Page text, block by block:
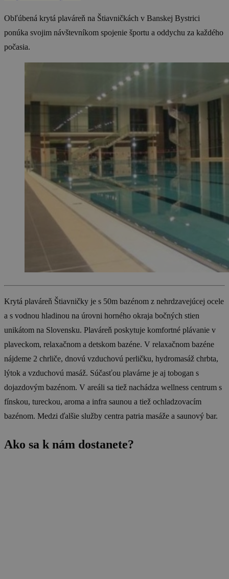
Obľúbená krytá plaváreň na Štiavničkách v Banskej Bystrici
ponúka svojim návštevníkom spojenie športu a oddychu za každého
počasia.
Krytá plaváreň Štiavničky je s 50m bazénom z nehrdzavejúcej ocele
a s vodnou hladinou na úrovni horného okraja bočných stien
unikátom na Slovensku. Plaváreň poskytuje komfortné plávanie v
plaveckom, relaxačnom a detskom bazéne. V relaxačnom bazéne
nájdeme 2 chrliče, dnovú vzduchovú perličku, hydromasáž chrbta,
lýtok a vzduchovú masáž. Súčasťou plavárne je aj tobogan s
dojazdovým bazénom. V areáli sa tiež nachádza wellness centrum s
fínskou, tureckou, aroma a infra saunou a tiež ochladzovacím
bazénom. Medzi ďalšie služby centra patria masáže a saunový bar.
Ako sa k nám dostanete?